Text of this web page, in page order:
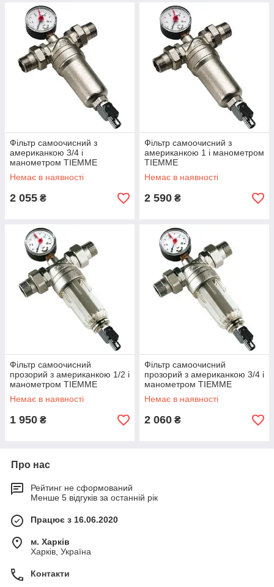
Фільтр самоочисний з
американкою 3/4 і
манометром TIEMME
Немає в наявності
2 055 ₴
Фільтр самоочисний з
американкою 1 і манометром
TIEMME
Немає в наявності
2 590 ₴
Фільтр самоочисний
прозорий з американкою 1/2 і
манометром TIEMME
Немає в наявності
1 950 ₴
Фільтр самоочисний
прозорий з американкою 3/4 і
манометром TIEMME
Немає в наявності
2 060 ₴
Про нас
Рейтинг не сформований
Менше 5 відгуків за останній рік
Працює з 16.06.2020
м. Харків
Харків, Україна
Контакти